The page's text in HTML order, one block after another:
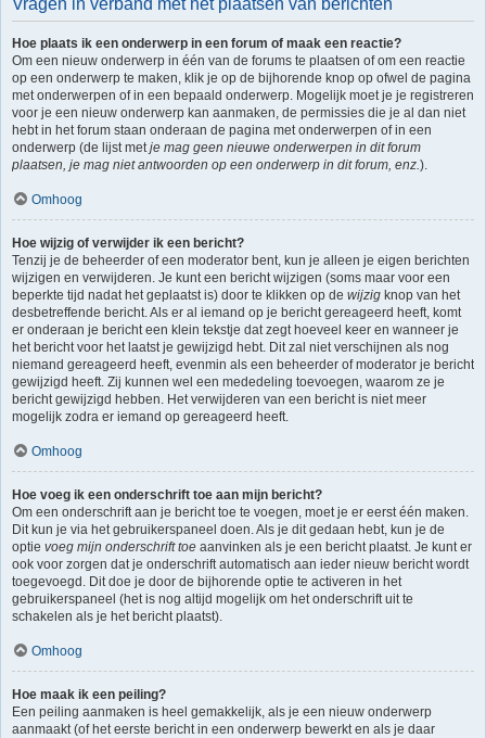
Vragen in verband met het plaatsen van berichten
Hoe plaats ik een onderwerp in een forum of maak een reactie?
Om een nieuw onderwerp in één van de forums te plaatsen of om een reactie
op een onderwerp te maken, klik je op de bijhorende knop op ofwel de pagina
met onderwerpen of in een bepaald onderwerp. Mogelijk moet je je registreren
voor je een nieuw onderwerp kan aanmaken, de permissies die je al dan niet
hebt in het forum staan onderaan de pagina met onderwerpen of in een
onderwerp (de lijst metje mag geen nieuwe onderwerpen in dit forum
plaatsen, je mag niet antwoorden op een onderwerp in dit forum, enz.).
Omhoog
Hoe wijzig of verwijder ik een bericht?
Tenzij je de beheerder of een moderator bent, kun je alleen je eigen berichten
wijzigen en verwijderen. Je kunt een bericht wijzigen (soms maar voor een
beperkte tijd nadat het geplaatst is) door te klikken op de wijzig knop van het
desbetreffende bericht. Als er al iemand op je bericht gereageerd heeft, komt
er onderaan je bericht een klein tekstje dat zegt hoeveel keer en wanneer je
het bericht voor het laatst je gewijzigd hebt. Dit zal niet verschijnen als nog
niemand gereageerd heeft, evenmin als een beheerder of moderator je bericht
gewijzigd heeft. Zij kunnen wel een mededeling toevoegen, waarom ze je
bericht gewijzigd hebben. Het verwijderen van een bericht is niet meer
mogelijk zodra er iemand op gereageerd heeft.
Omhoog
Hoe voeg ik een onderschrift toe aan mijn bericht?
Om een onderschrift aan je bericht toe te voegen, moet je er eerst één maken.
Dit kun je via het gebruikerspaneel doen. Als je dit gedaan hebt, kun je de
optie voeg mijn onderschrift toe aanvinken als je een bericht plaatst. Je kunt er
ook voor zorgen dat je onderschrift automatisch aan ieder nieuw bericht wordt
toegevoegd. Dit doe je door de bijhorende optie te activeren in het
gebruikerspaneel (het is nog altijd mogelijk om het onderschrift uit te
schakelen als je het bericht plaatst).
Omhoog
Hoe maak ik een peiling?
Een peiling aanmaken is heel gemakkelijk, als je een nieuw onderwerp
aanmaakt (of het eerste bericht in een onderwerp bewerkt en als je daar